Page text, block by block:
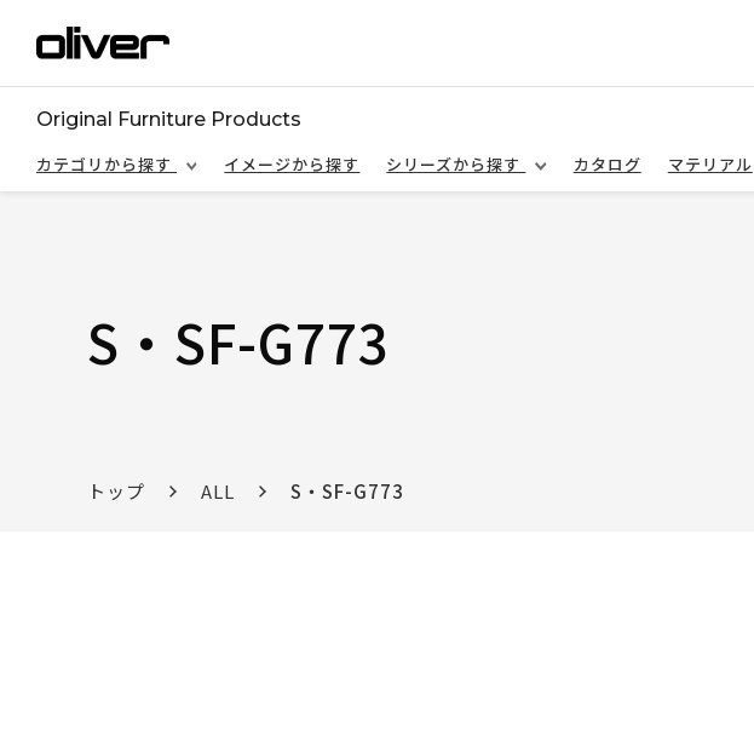
Original Furniture Products
カテゴリから探す
イメージから探す シリーズから探す カタログ マテリアル
S・SF-G773
トップ ALL S・SF-G773